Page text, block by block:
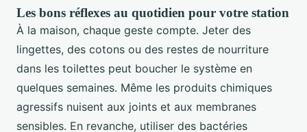
Les bons réflexes au quotidien pour votre station
À la maison, chaque geste compte. Jeter des
lingettes, des cotons ou des restes de nourriture
dans les toilettes peut boucher le système en
quelques semaines. Même les produits chimiques
agressifs nuisent aux joints et aux membranes
sensibles. En revanche, utiliser des bactéries